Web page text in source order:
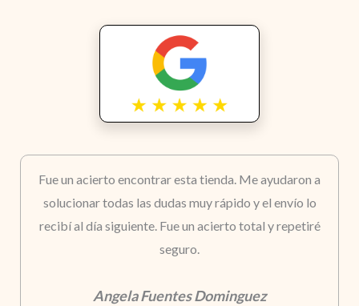
Fue un acierto encontrar esta tienda. Me ayudaron a
solucionar todas las dudas muy rápido y el envío lo
recibí al día siguiente. Fue un acierto total y repetiré
seguro.
Angela Fuentes Dominguez